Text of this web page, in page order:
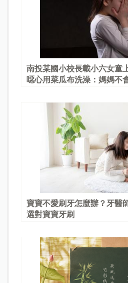
南投某國小校長載小六女童
噁心用菜瓜布洗澡：媽媽不
寶寶不愛刷牙怎麼辦？牙醫
選對寶寶牙刷